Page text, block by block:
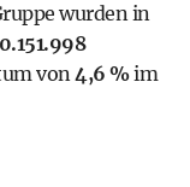
wurden in
von4,6 %im